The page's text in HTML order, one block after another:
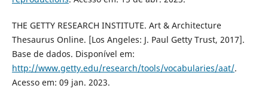
THE GETTY RESEARCH INSTITUTE. Art & Architecture
Thesaurus Online. [Los Angeles: J. Paul Getty Trust, 2017].
Base de dados. Disponível em:
http://www.getty.edu/research/tools/vocabularies/aat/.
Acesso em: 09 jan. 2023.